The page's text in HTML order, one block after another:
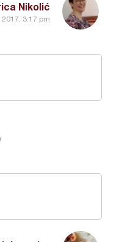
Nikolić
2017, 3:17 pm